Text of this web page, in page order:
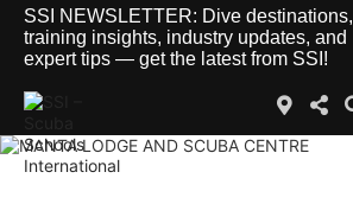
SSI NEWSLETTER: Dive destinations,
training insights, industry updates, and
expert tips — get the latest from SSI!